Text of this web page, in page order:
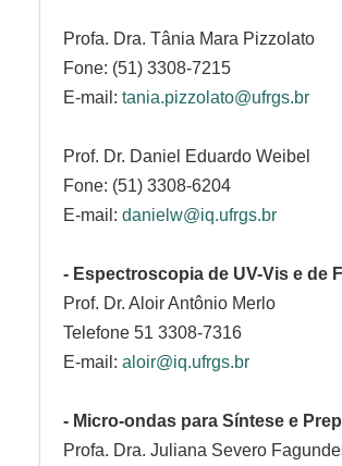
Profa. Dra. Tânia Mara Pizzolato
Fone: (51) 3308-7215
E-mail: tania.pizzolato@ufrgs.br
Prof. Dr. Daniel Eduardo Weibel
Fone: (51) 3308-6204
E-mail: danielw@iq.ufrgs.br
- Espectroscopia de UV-Vis e de
Prof. Dr. Aloir Antônio Merlo
Telefone 51 3308-7316
E-mail: aloir@iq.ufrgs.br
- Micro-ondas para Síntese e
Profa. Dra. Juliana Severo